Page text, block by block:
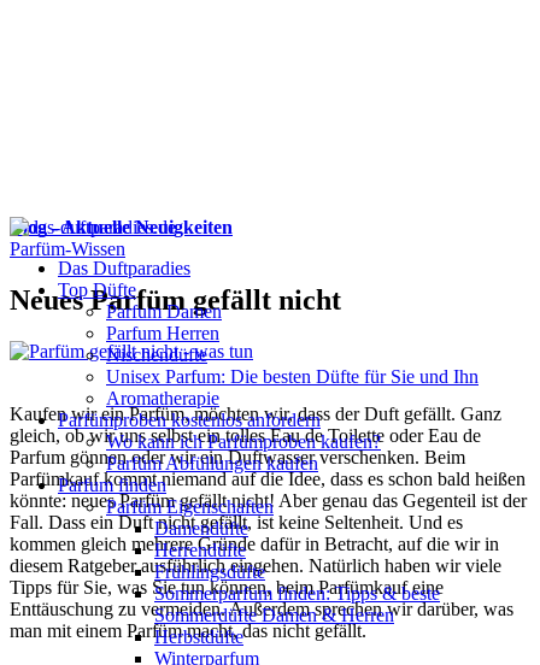
Das Duftparadies
Top Düfte
Parfum Damen
Parfum Herren
Nischendüfte
Unisex Parfum: Die besten Düfte für Sie und Ihn
Aromatherapie
Parfümproben kostenlos anfordern
Wo kann ich Parfümproben kaufen?
Parfüm Abfüllungen kaufen
Parfum finden
Parfüm Eigenschaften
Damendüfte
Herrendüfte
Frühlingsdüfte
Sommerparfum finden: Tipps & beste
Sommerdüfte Damen & Herren
Herbstdüfte
Winterparfum
Blog - Aktuelle Neuigkeiten
Parfüm-Wissen
Neues Parfüm gefällt nicht
Kaufen wir ein Parfüm, möchten wir, dass der Duft gefällt. Ganz
gleich, ob wir uns selbst ein tolles Eau de Toilette oder Eau de
Parfum gönnen oder wir ein Duftwasser verschenken. Beim
Parfümkauf kommt niemand auf die Idee, dass es schon bald heißen
könnte: neues Parfüm gefällt nicht! Aber genau das Gegenteil ist der
Fall. Dass ein Duft nicht gefällt, ist keine Seltenheit. Und es
kommen gleich mehrere Gründe dafür in Betracht, auf die wir in
diesem Ratgeber ausführlich eingehen. Natürlich haben wir viele
Tipps für Sie, was Sie tun können, beim Parfümkauf eine
Enttäuschung zu vermeiden. Außerdem sprechen wir darüber, was
man mit einem Parfüm macht, das nicht gefällt.